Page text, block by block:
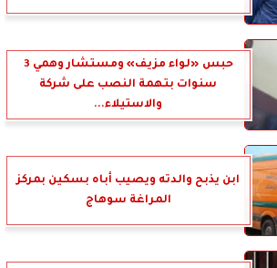
حبس «لواء مزيف» ومستشار وهمي 3
سنوات بتهمة النصب على شركة
والاستيلاء...
ابن يذبح والدته ويصيب أباه بسكين بمركز
المراغة سوهاج